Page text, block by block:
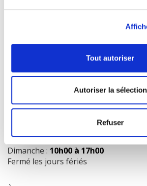
Tout autoriser
Autoriser la sélection
Refuser
1073 route de l'Église, Québec, QC
HEURES D'OUVERTURE
9h00 à 18h00
9h00 à 21h00
Samedi:9h00 à 17h00
Dimanche : 10h00 à 17h00
Fermé les jours fériés